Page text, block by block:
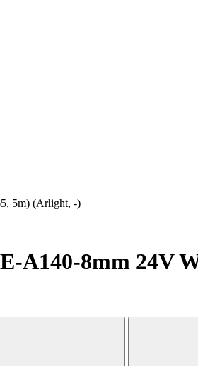
5m) (Arlight, -)
A140-8mm 24V